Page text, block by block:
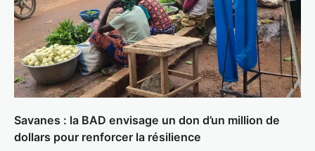
Savanes : la BAD envisage un don d’un million de
dollars pour renforcer la résilience